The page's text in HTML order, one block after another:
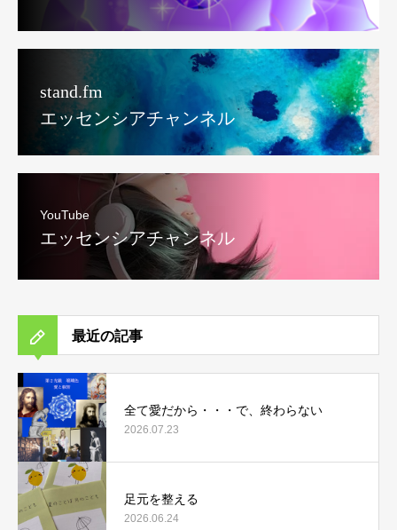
stand.fm
エッセンシアチャンネル
YouTube
エッセンシアチャンネル
最近の記事
全て愛だから・・・で、終わらない
2026.07.23
足元を整える
2026.06.24